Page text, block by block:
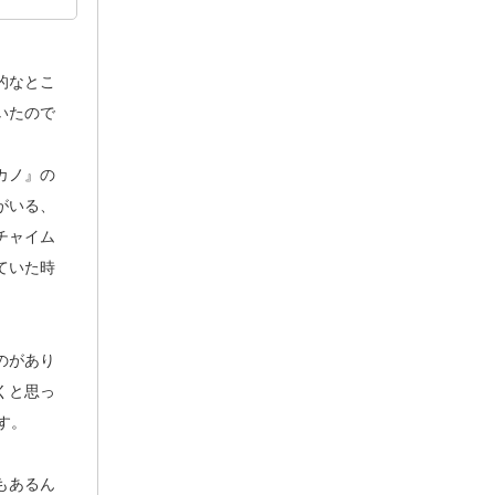
とこ
たので
ノ』の
る、
ャイム
いた時
があり
と思っ
。
あるん